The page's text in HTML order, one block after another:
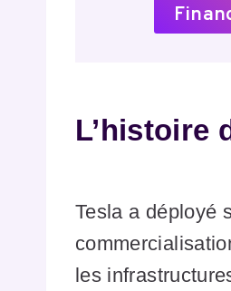
L’histoire
Tesla a déployé
les